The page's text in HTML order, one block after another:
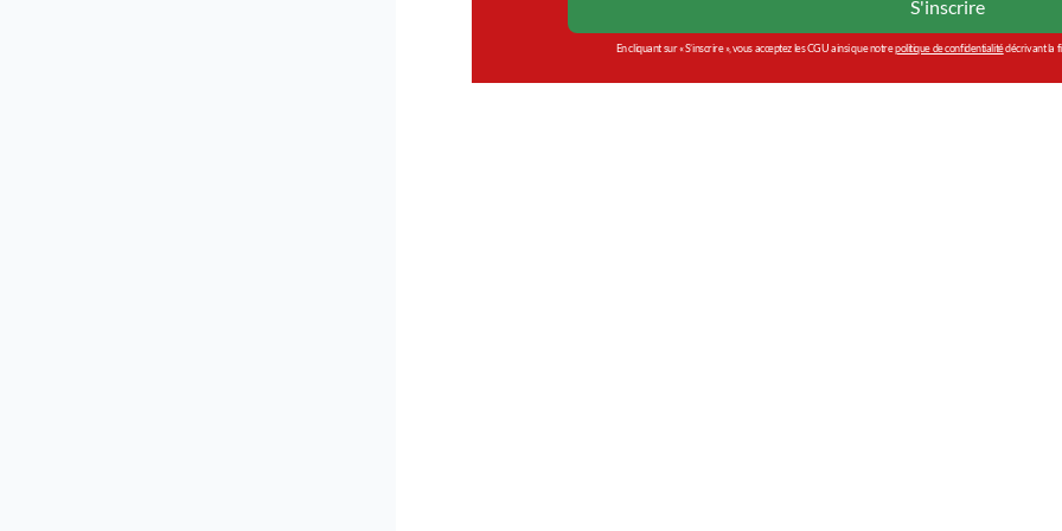
En cliquant sur « S’inscrire », vous acceptez les CGU ainsi que notrepolitique de confidentialitédécrivant la